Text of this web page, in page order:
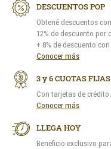
DESCUENTOS POP
Obtené descuentos
12% de descuento por
+ 8% de descuento
Conocer más
3 y 6 CUOTAS FIJAS
Con tarjetas de crédito.
Conocer más
LLEGA HOY
Beneficio exclusivo